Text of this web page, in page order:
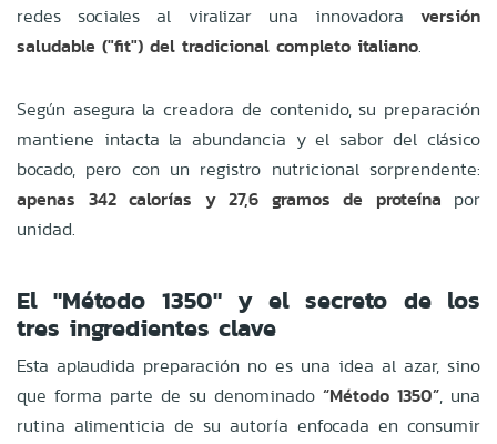
redes sociales al viralizar una innovadora versión
saludable ("fit") del tradicional completo italiano.
Según asegura la creadora de contenido, su preparación
mantiene intacta la abundancia y el sabor del clásico
bocado, pero con un registro nutricional sorprendente:
apenas 342 calorías y 27,6 gramos de proteína por
unidad.
El "Método 1350" y el secreto de los
tres ingredientes clave
Esta aplaudida preparación no es una idea al azar, sino
que forma parte de su denominado “Método 1350”, una
rutina alimenticia de su autoría enfocada en consumir